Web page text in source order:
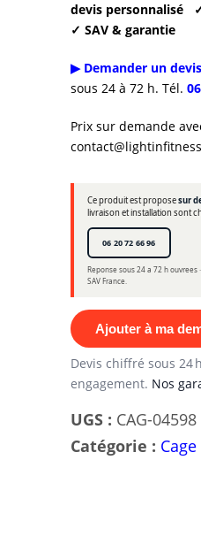
devis personnalisé
✓ SAV & garantie
▶ Demander un
sous 24 à 72 h. Tél.
Prix sur demande
Ce produit est proposesur
livraison et installation sont
06 20 72 66 96
Reponse sous 24 a 72 h ouvrees
SAV France.
Ajouter à ma
Devis chiffré sous 24
engagement. Nos
UGS : CAG-04598
Catégorie :